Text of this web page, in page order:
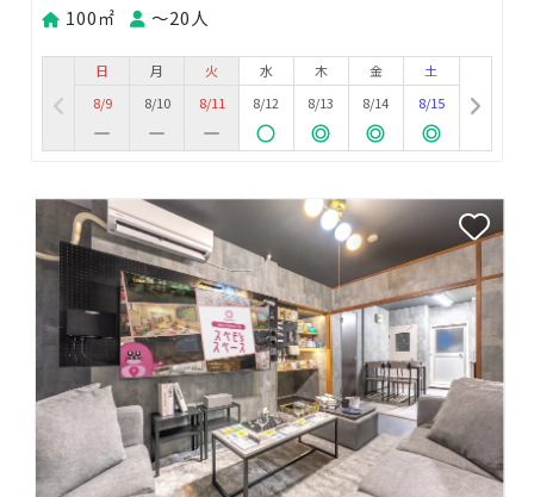
100㎡
〜20人
日
8/9
月
8/10
火
8/11
水
8/12
木
8/13
金
8/14
土
8/15